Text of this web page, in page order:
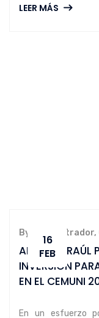
LEER MÁS
16
FEB
By
ALCALDE RAÚL
INVERSIÓN
EN EL CEMUNI
En un esfuerzo